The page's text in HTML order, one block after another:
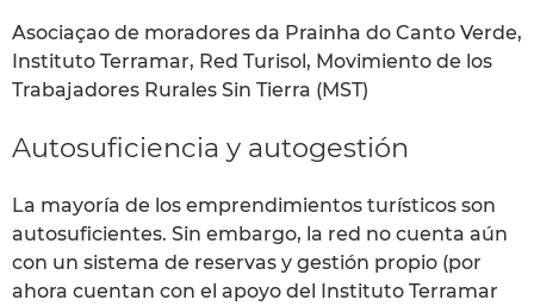
Asociaçao de moradores da Prainha do Canto Verde,
Instituto Terramar, Red Turisol, Movimiento de los
Trabajadores Rurales Sin Tierra (MST)
Autosuficiencia y autogestión
La mayoría de los emprendimientos turísticos son
autosuficientes. Sin embargo, la red no cuenta aún
con un sistema de reservas y gestión propio (por
ahora cuentan con el apoyo del Instituto Terramar